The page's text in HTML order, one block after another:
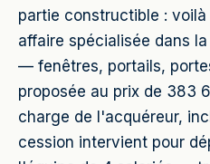
partie constructible :
affaire spécialisée dans
— fenêtres, portails,
proposée au prix de 383
charge de l'acquéreur,
cession intervient pour